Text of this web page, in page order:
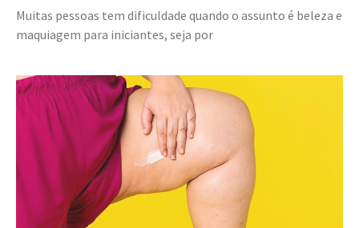
Muitas pessoas tem dificuldade quando o assunto é beleza e
maquiagem para iniciantes, seja por